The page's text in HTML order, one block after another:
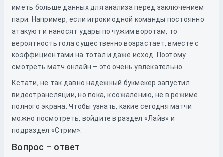
иметь больше данных для анализа перед заключением
пари. Например, если игроки одной команды постоянно
атакуют и наносят удары по чужим воротам, то
вероятность гола существенно возрастает, вместе с
коэффициентами на тотал и даже исход. Поэтому
смотреть матч онлайн – это очень увлекательно.
Кстати, не так давно надежный букмекер запустил
видеотрансляции, но пока, к сожалению, не в режиме
полного экрана. Чтобы узнать, какие сегодня матчи
можно посмотреть, войдите в раздел «Лайв» и
подраздел «Стрим».
Вопрос – ответ